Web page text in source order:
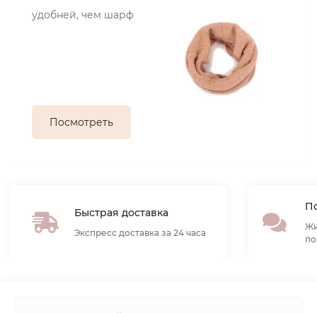
удобней, чем шарф
Посмотреть
Быстрая доставка
Экспресс доставка за 24 часа